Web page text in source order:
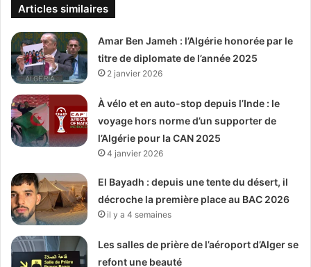
Articles similaires
Amar Ben Jameh : l’Algérie honorée par le
titre de diplomate de l’année 2025
2 janvier 2026
À vélo et en auto-stop depuis l’Inde : le
voyage hors norme d’un supporter de
l’Algérie pour la CAN 2025
4 janvier 2026
El Bayadh : depuis une tente du désert, il
décroche la première place au BAC 2026
il y a 4 semaines
Les salles de prière de l’aéroport d’Alger se
refont une beauté